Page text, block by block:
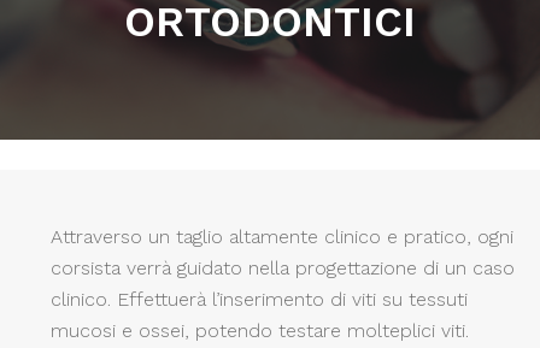
ORTODONTICI
Attraverso un taglio altamente clinico e pratico, ogni
corsista verrà guidato nella progettazione di un caso
clinico. Effettuerà l’inserimento di viti su tessuti
mucosi e ossei, potendo testare molteplici viti.